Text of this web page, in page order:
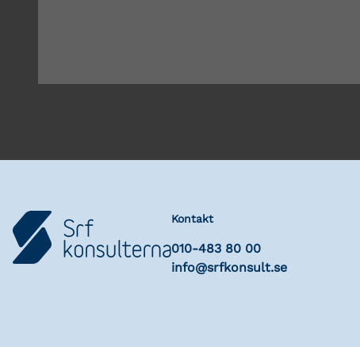
Kontakt
010-483 80 00
info@srfkonsult.se